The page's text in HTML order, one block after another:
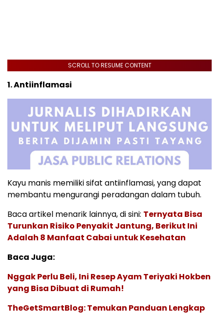
SCROLL TO RESUME CONTENT
1. Antiinflamasi
Kayu manis memiliki sifat antiinflamasi, yang dapat
membantu mengurangi peradangan dalam tubuh.
Baca artikel menarik lainnya, di sini: Ternyata Bisa
Turunkan Risiko Penyakit Jantung, Berikut Ini
Adalah 8 Manfaat Cabai untuk Kesehatan
Baca Juga:
Nggak Perlu Beli, Ini Resep Ayam Teriyaki Hokben
yang Bisa Dibuat di Rumah!
TheGetSmartBlog: Temukan Panduan Lengkap